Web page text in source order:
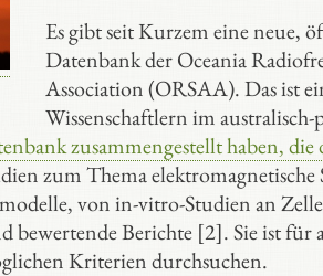
Es gibt seit Kurzem eine neue,
Datenbank der Oceania
Association (ORSAA). Das ist
Wissenschaftlern im
zusammengestellt haben,
zum Thema
von in-vitro-Studien an
bewertende Berichte [2]. Sie ist für
Kriterien durchsuchen.